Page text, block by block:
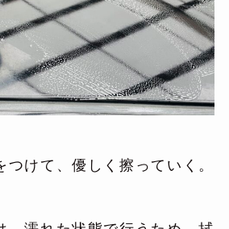
つけて、優しく擦っていく。